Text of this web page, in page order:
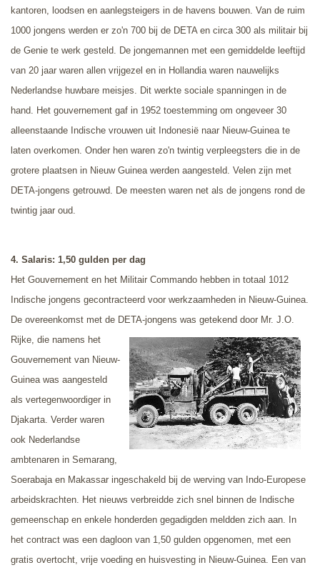
kantoren, loodsen en aanlegsteigers in de havens bouwen. Van de ruim
1000 jongens werden er zo'n 700 bij de DETA en circa 300 als militair bij
de Genie te werk gesteld. De jongemannen met een gemiddelde leeftijd
van 20 jaar waren allen vrijgezel en in Hollandia waren nauwelijks
Nederlandse huwbare meisjes. Dit werkte sociale spanningen in de
hand. Het gouvernement gaf in 1952 toestemming om ongeveer 30
alleenstaande Indische vrouwen uit Indonesië naar Nieuw-Guinea te
laten overkomen. Onder hen waren zo'n twintig verpleegsters die in de
grotere plaatsen in Nieuw Guinea werden aangesteld. Velen zijn met
DETA-jongens getrouwd. De meesten waren net als de jongens rond de
twintig jaar oud.
4. Salaris: 1,50 gulden per dag
Het Gouvernement en het Militair Commando hebben in totaal 1012
Indische jongens gecontracteerd voor werkzaamheden in Nieuw-Guinea.
De overeenkomst met de DETA-jongens was getekend door Mr. J.O.
Rijke, die namens het
Gouvernement van Nieuw-
Guinea was aangesteld
als vertegenwoordiger in
Djakarta. Verder waren
ook Nederlandse
ambtenaren in Semarang,
Soerabaja en Makassar ingeschakeld bij de werving van Indo-Europese
arbeidskrachten. Het nieuws verbreidde zich snel binnen de Indische
gemeenschap en enkele honderden gegadigden meldden zich aan. In
het contract was een dagloon van 1,50 gulden opgenomen, met een
gratis overtocht, vrije voeding en huisvesting in Nieuw-Guinea. Een van